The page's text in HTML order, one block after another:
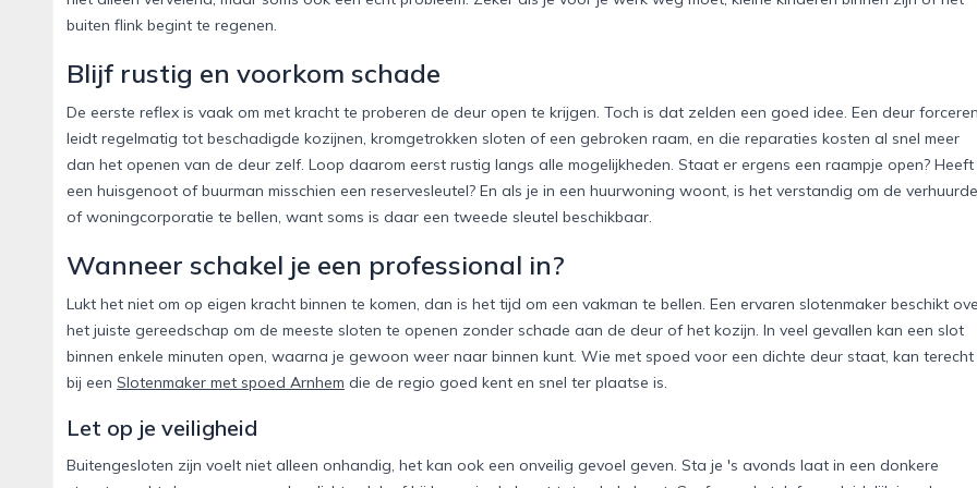
buiten flink begint te regenen.
Blijf rustig en voorkom schade
De eerste reflex is vaak om met kracht te proberen de deur open te krijgen. Toch is dat zelden een goed idee. Een deur forceren
leidt regelmatig tot beschadigde kozijnen, kromgetrokken sloten of een gebroken raam, en die reparaties kosten al snel meer
dan het openen van de deur zelf. Loop daarom eerst rustig langs alle mogelijkheden. Staat er ergens een raampje open? Heeft
een huisgenoot of buurman misschien een reservesleutel? En als je in een huurwoning woont, is het verstandig om de
of woningcorporatie te bellen, want soms is daar een tweede sleutel beschikbaar.
Wanneer schakel je een professional in?
Lukt het niet om op eigen kracht binnen te komen, dan is het tijd om een vakman te bellen. Een ervaren slotenmaker beschikt
het juiste gereedschap om de meeste sloten te openen zonder schade aan de deur of het kozijn. In veel gevallen kan een slot
binnen enkele minuten open, waarna je gewoon weer naar binnen kunt. Wie met spoed voor een dichte deur staat, kan terecht
bij een Slotenmaker met spoed Arnhem die de regio goed kent en snel ter plaatse is.
Let op je veiligheid
Buitengesloten zijn voelt niet alleen onhandig, het kan ook een onveilig gevoel geven. Sta je 's avonds laat in een donkere